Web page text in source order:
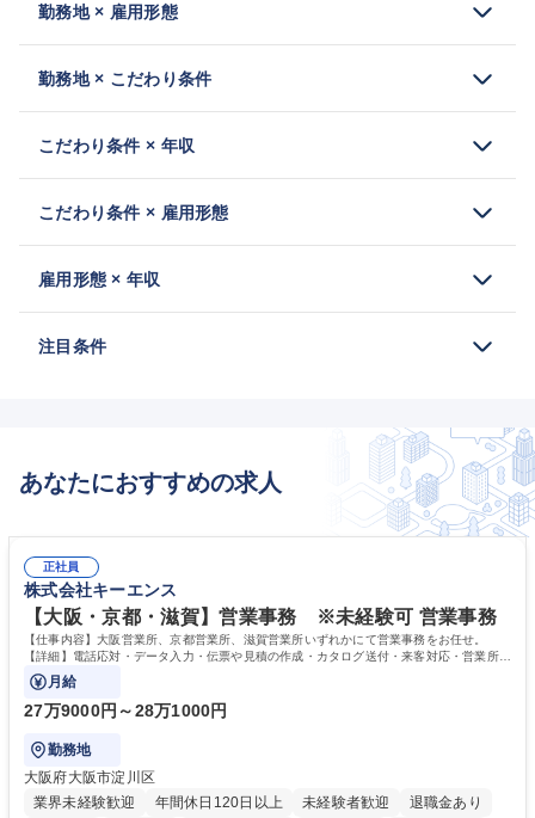
勤務地 × 雇用形態
勤務地 × こだわり条件
こだわり条件 × 年収
こだわり条件 × 雇用形態
雇用形態 × 年収
注目条件
あなたにおすすめの求人
正社員
株式会社キーエンス
【大阪・京都・滋賀】営業事務 ※未経験可 営業事務
【仕事内容】大阪営業所、京都営業所、滋賀営業所いずれかにて営業事務をお任せ。
【詳細】電話応対・データ入力・伝票や見積の作成・カタログ送付・来客対応・営業所内
で発生する事務業務や業務改善をお任せ。
月給
27万9000円～28万1000円
勤務地
大阪府大阪市淀川区
業界未経験歓迎
年間休日120日以上 未経験者歓迎
退職金あり